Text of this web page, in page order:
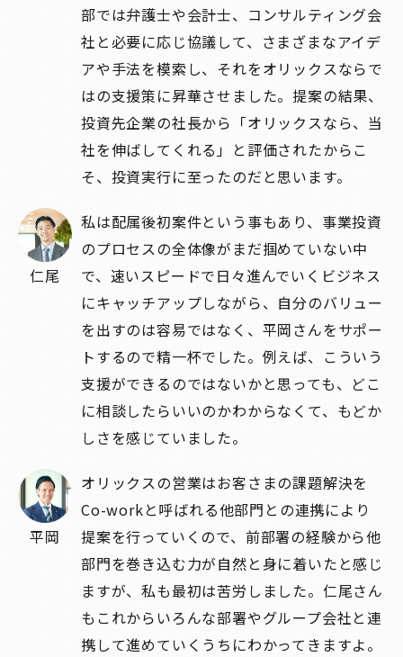
部では弁護士や会計士、コンサルティング会
社と必要に応じ協議して、さまざまなアイデ
アや手法を模索し、それをオリックスならで
はの支援策に昇華させました。提案の結果、
投資先企業の社長から「オリックスなら、当
社を伸ばしてくれる」と評価されたからこ
そ、投資実行に至ったのだと思います。
仁尾
私は配属後初案件という事もあり、事業投資
のプロセスの全体像がまだ掴めていない中
で、速いスピードで日々進んでいくビジネス
にキャッチアップしながら、自分のバリュー
を出すのは容易ではなく、平岡さんをサポー
トするので精一杯でした。例えば、こういう
支援ができるのではないかと思っても、どこ
に相談したらいいのかわからなくて、もどか
しさを感じていました。
平岡
オリックスの営業はお客さまの課題解決を
Co-workと呼ばれる他部門との連携により
提案を行っていくので、前部署の経験から他
部門を巻き込む力が自然と身に着いたと感じ
ますが、私も最初は苦労しました。仁尾さん
もこれからいろんな部署やグループ会社と連
携して進めていくうちにわかってきますよ。